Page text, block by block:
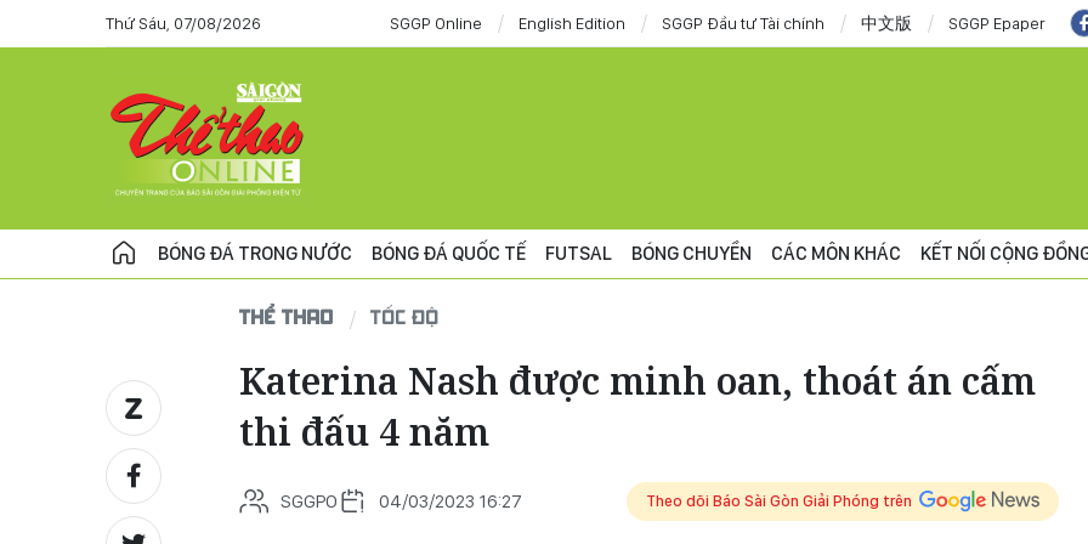
Thứ Sáu, 07/08/2026 SGGP Online English Edition SGGP Đầu tư Tài chính 中文版 SGGP Epaper
BÓNG ĐÁ TRONG NƯỚC BÓNG ĐÁ QUỐC TẾ FUTSAL BÓNG CHUYỀN CÁC MÔN KHÁC KẾT NỐI CỘNG
THỂ THAO TỐC ĐỘ
Katerina Nash được minh oan, thoát án cấm
thi đấu 4 năm
SGGPO 04/03/2023 16:27 Theo dõi Báo Sài Gòn Giải Phóng trên